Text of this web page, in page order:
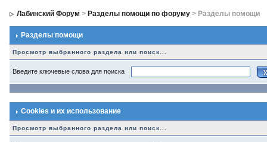
Лабинский Форум > Разделы помощи по форуму> Разделы помощи
Разделы помощи
Просмотр выбранного раздела или поиск...
Введите ключевые слова для поиска
Cookies и их использование
Просмотр выбранного раздела или поиск...